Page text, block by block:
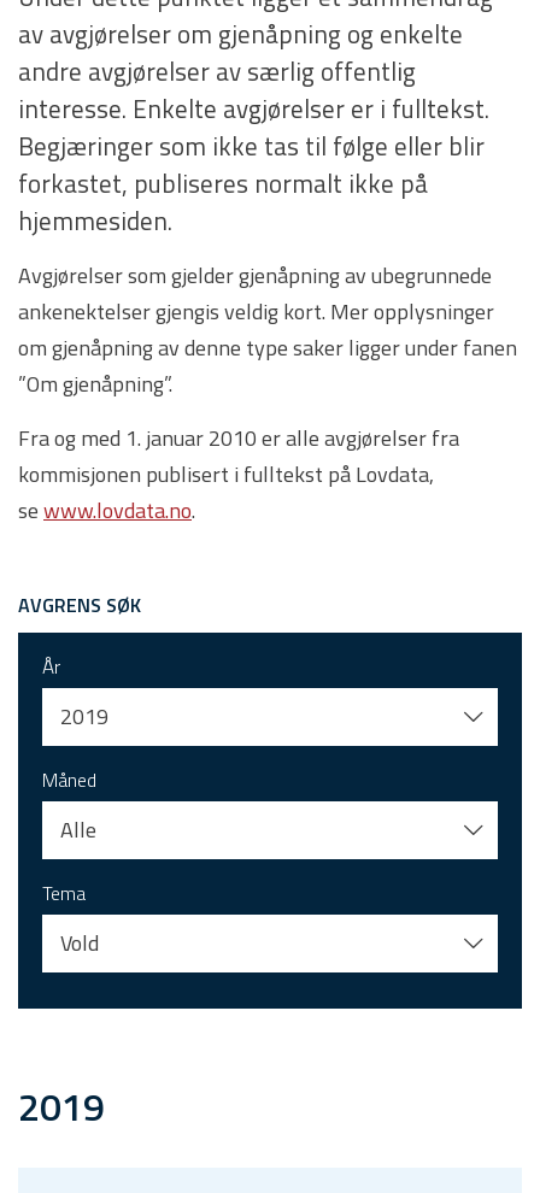
av avgjørelser om gjenåpning og enkelte
andre avgjørelser av særlig offentlig
interesse. Enkelte avgjørelser er i fulltekst.
Begjæringer som ikke tas til følge eller blir
forkastet, publiseres normalt ikke på
hjemmesiden.
Avgjørelser som gjelder gjenåpning av ubegrunnede
ankenektelser gjengis veldig kort. Mer opplysninger
om gjenåpning av denne type saker ligger under fanen
”Om gjenåpning”.
Fra og med 1. januar 2010 er alle avgjørelser fra
kommisjonen publisert i fulltekst på Lovdata,
sewww.lovdata.no.
AVGRENS SØK
År
2019
Måned
Alle
Tema
Vold
2019